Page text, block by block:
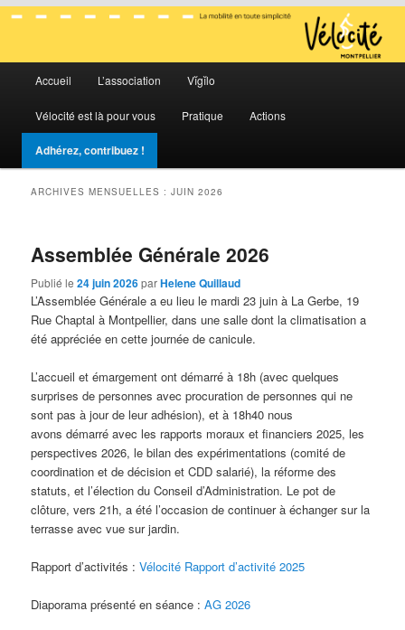
Vélocité Grand Montpellier
La mobilité en toute simplicité
Aller
au
contenu
principal
Aller
au
contenu
secondaire
Accueil L’association Vĭgĭlo
Vélocité est là pour vous Pratique Actions
Adhérez, contribuez !
ARCHIVES MENSUELLES :JUIN 2026
Assemblée Générale 2026
Publié le24 juin 2026parHelene Quillaud
L’Assemblée Générale a eu lieu le mardi 23 juin à La Gerbe, 19
Rue Chaptal à Montpellier, dans une salle dont la climatisation a
été appréciée en cette journée de canicule.
L’accueil et émargement ont démarré à 18h (avec quelques
surprises de personnes avec procuration de personnes qui ne
sont pas à jour de leur adhésion), et à 18h40 nous
avons démarré avec les rapports moraux et financiers 2025, les
perspectives 2026, le bilan des expérimentations (comité de
coordination et de décision et CDD salarié), la réforme des
statuts, et l’élection du Conseil d’Administration. Le pot de
clôture, vers 21h, a été l’occasion de continuer à échanger sur la
terrasse avec vue sur jardin.
Rapport d’activités :Vélocité Rapport d’activité 2025
Diaporama présenté en séance :AG 2026